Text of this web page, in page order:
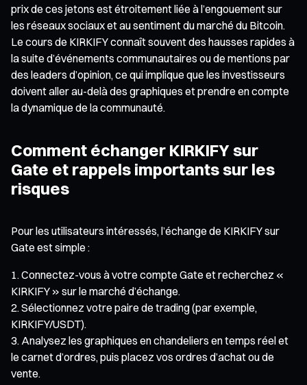
prix de ces jetons est étroitement liée à l’engouement sur
les réseaux sociaux et au sentiment du marché du Bitcoin.
Le cours de KIRKIFY connaît souvent des hausses rapides à
la suite d’événements communautaires ou de mentions par
des leaders d’opinion, ce qui implique que les investisseurs
doivent aller au-delà des graphiques et prendre en compte
la dynamique de la communauté.
Comment échanger KIRKIFY sur
Gate et rappels importants sur les
risques
Pour les utilisateurs intéressés, l’échange de KIRKIFY sur
Gate est simple :
Connectez-vous à votre compte Gate et recherchez «
KIRKIFY » sur le marché d’échange.
Sélectionnez votre paire de trading (par exemple,
KIRKIFY/USDT).
Analysez les graphiques en chandeliers en temps réel et
le carnet d’ordres, puis placez vos ordres d’achat ou de
vente.